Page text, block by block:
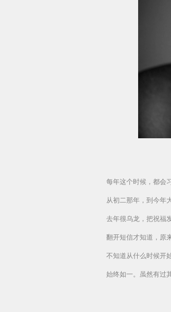
每年这个时候，都会
从初二那年，到今年
去年很乌龙，把祝福
翻开短信才知道，原
不知道从什么时候开
始终如一。虽然有过